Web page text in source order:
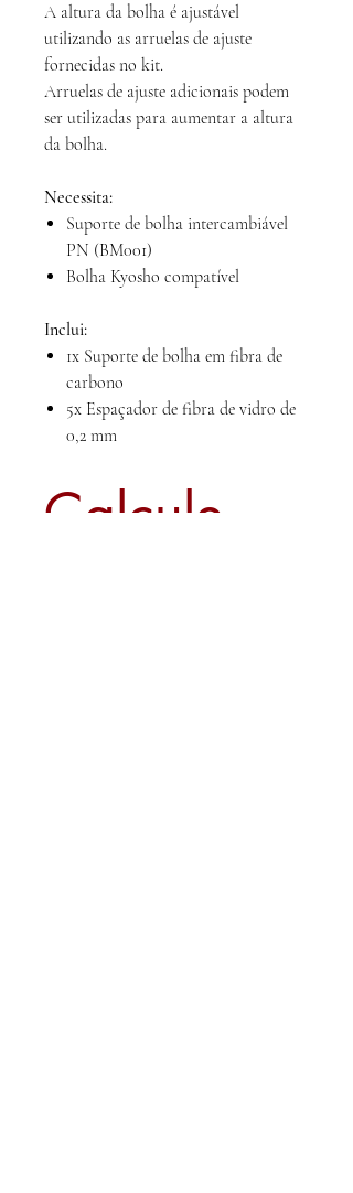
A altura da bolha é ajustável
utilizando as arruelas de ajuste
fornecidas no kit.
Arruelas de ajuste adicionais podem
ser utilizadas para aumentar a altura
da bolha.
Necessita:
Suporte de bolha intercambiável
PN (BM001)
Bolha Kyosho compatível
Inclui:
1x Suporte de bolha em fibra de
carbono
5x Espaçador de fibra de vidro de
0,2 mm
Calcule